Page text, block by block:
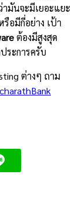
มันจะมีเยอะแยะ
อมีกี่อย่าง เป้า
ต้องมีสูงสุด
ระการครับ
ต่างๆ ถาม